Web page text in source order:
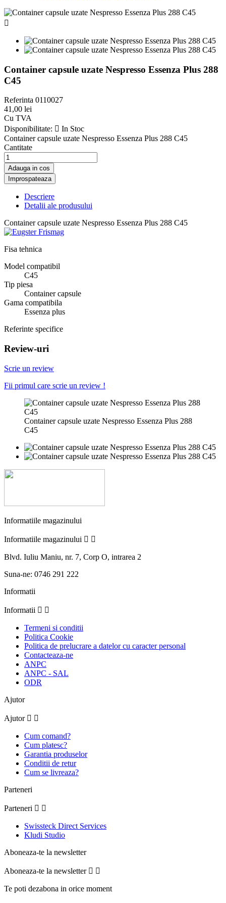

Container capsule uzate Nespresso Essenza Plus 288
C45
Referinta 0110027
41,00 lei
Cu TVA
Disponibilitate:  In Stoc
Container capsule uzate Nespresso Essenza Plus 288 C45
Cantitate
Adauga in cos
Descriere
Detalii ale produsului
Container capsule uzate Nespresso Essenza Plus 288 C45
Fisa tehnica
Model compatibil
C45
Tip piesa
Container capsule
Gama compatibila
Essenza plus
Referinte specifice
Review-uri
Scrie un review
Fii primul care scrie un review !
Container capsule uzate Nespresso Essenza Plus 288
C45
Informatiile magazinului
Informatiile magazinului  
Blvd. Iuliu Maniu, nr. 7, Corp O, intrarea 2
Suna-ne: 0746 291 222
Informatii
Informatii  
Termeni si conditii
Politica Cookie
Politica de prelucrare a datelor cu caracter personal
Contacteaza-ne
ANPC
ANPC - SAL
ODR
Ajutor
Ajutor  
Cum comand?
Cum platesc?
Garantia produselor
Conditii de retur
Cum se livreaza?
Parteneri
Parteneri  
Swissteck Direct Services
Kludi Studio
Aboneaza-te la newsletter
Aboneaza-te la newsletter  
Te poti dezabona in orice moment